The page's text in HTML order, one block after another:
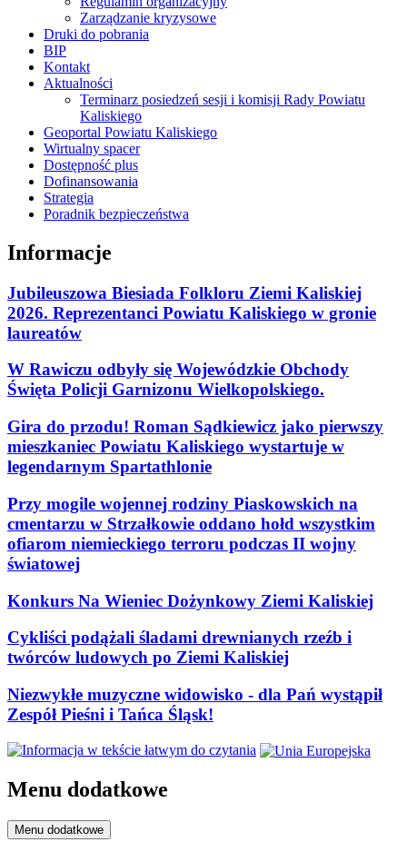
Zarządzanie kryzysowe
Druki do pobrania
BIP
Kontakt
Aktualności
Terminarz posiedzeń sesji i komisji Rady Powiatu
Kaliskiego
Geoportal Powiatu Kaliskiego
Wirtualny spacer
Dostępność plus
Dofinansowania
Strategia
Poradnik bezpieczeństwa
Informacje
Jubileuszowa Biesiada Folkloru Ziemi Kaliskiej
2026. Reprezentanci Powiatu Kaliskiego w gronie
laureatów
W Rawiczu odbyły się Wojewódzkie Obchody
Święta Policji Garnizonu Wielkopolskiego.
Gira do przodu! Roman Sądkiewicz jako pierwszy
mieszkaniec Powiatu Kaliskiego wystartuje w
legendarnym Spartathlonie
Przy mogile wojennej rodziny Piaskowskich na
cmentarzu w Strzałkowie oddano hołd wszystkim
ofiarom niemieckiego terroru podczas II wojny
światowej
Konkurs Na Wieniec Dożynkowy Ziemi Kaliskiej
Cykliści podążali śladami drewnianych rzeźb i
twórców ludowych po Ziemi Kaliskiej
Niezwykłe muzyczne widowisko - dla Pań wystąpił
Zespół Pieśni i Tańca Śląsk!
Menu dodatkowe
Menu dodatkowe